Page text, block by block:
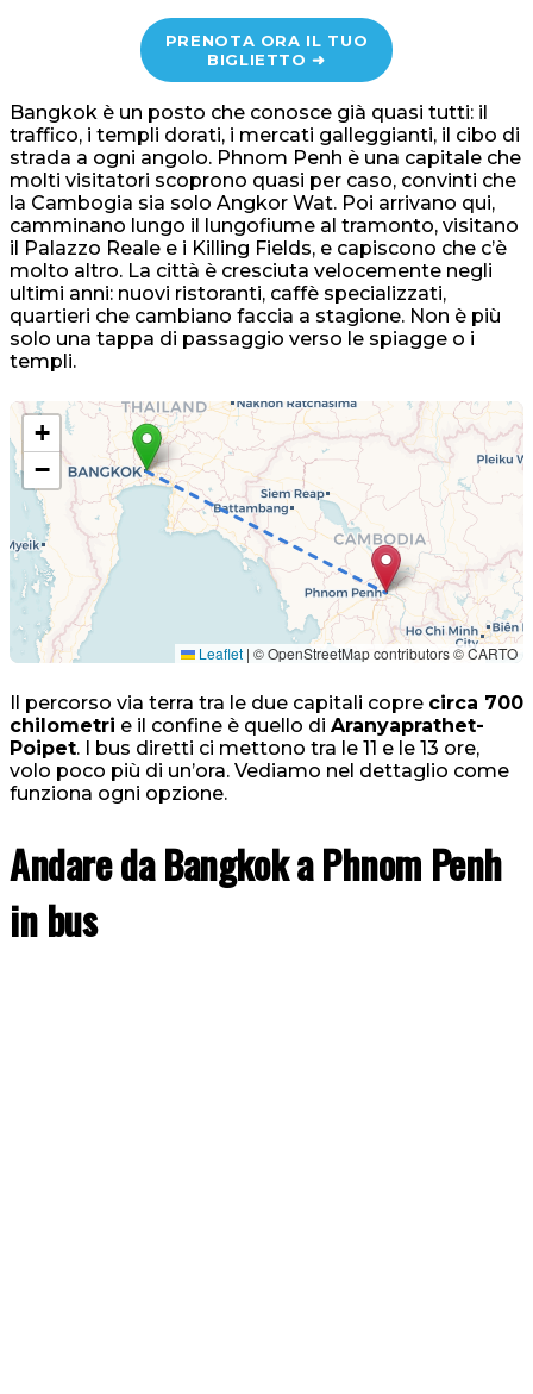
PRENOTA ORA IL TUO
BIGLIETTO ➜
Bangkok è un posto che conosce già quasi tutti: il
traffico, i templi dorati, i mercati galleggianti, il cibo di
strada a ogni angolo. Phnom Penh è una capitale che
molti visitatori scoprono quasi per caso, convinti che
la Cambogia sia solo Angkor Wat. Poi arrivano qui,
camminano lungo il lungofiume al tramonto, visitano
il Palazzo Reale e i Killing Fields, e capiscono che c’è
molto altro. La città è cresciuta velocemente negli
ultimi anni: nuovi ristoranti, caffè specializzati,
quartieri che cambiano faccia a stagione. Non è più
solo una tappa di passaggio verso le spiagge o i
templi.
+
−
Leaflet | © OpenStreetMap contributors © CARTO
Il percorso via terra tra le due capitali copre circa 700
chilometri e il confine è quello di Aranyaprathet-
Poipet. I bus diretti ci mettono tra le 11 e le 13 ore,
volo poco più di un’ora. Vediamo nel dettaglio come
funziona ogni opzione.
Andare da Bangkok a Phnom Penh
in bus